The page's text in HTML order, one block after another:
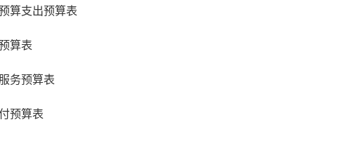
算支出预算表
算表
务预算表
预算表